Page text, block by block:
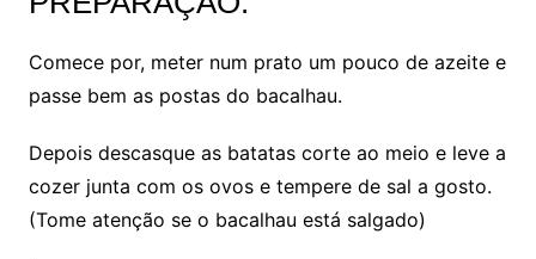
Comece por, meter num prato um pouco de azeite e
passe bem as postas do bacalhau.
Depois descasque as batatas corte ao meio e leve a
cozer junta com os ovos e tempere de sal a gosto.
(Tome atenção se o bacalhau está salgado)